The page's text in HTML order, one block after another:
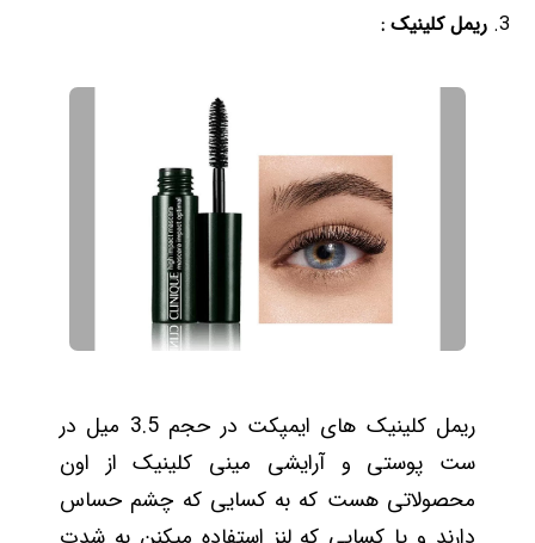
ریمل کلینیک :
ریمل کلینیک های ایمپکت در حجم 3.5 میل در
ست پوستی و آرایشی مینی کلینیک از اون
محصولاتی هست که به کسایی که چشم حساس